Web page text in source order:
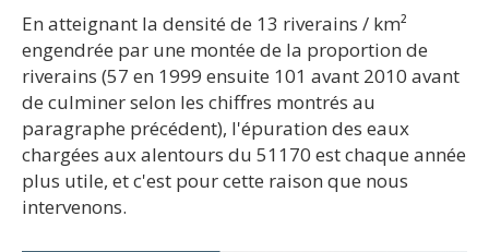
En atteignant la densité de 13 riverains / km²
engendrée par une montée de la proportion de
riverains (57 en 1999 ensuite 101 avant 2010 avant
de culminer selon les chiffres montrés au
paragraphe précédent), l'épuration des eaux
chargées aux alentours du 51170 est chaque année
plus utile, et c'est pour cette raison que nous
intervenons.